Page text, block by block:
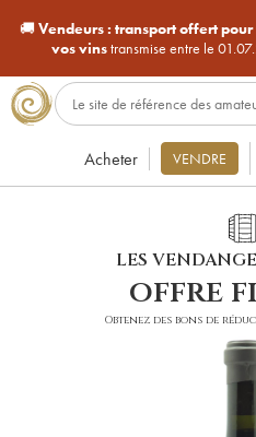
🚚Vendeurs : transport offert
vos vinstransmise entre le
Acheter VENDRE
LES
offre
Obtenez des bons de